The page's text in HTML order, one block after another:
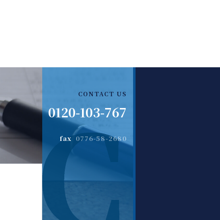
CONTACT US
0120-103-767
fax 0776-58-2680